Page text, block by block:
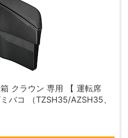
クラウン 専用 【 運転席
バコ （TZSH35/AZSH35、